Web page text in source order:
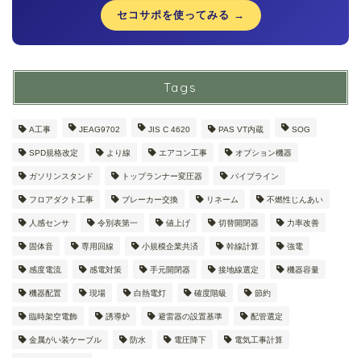
セコサポを使ってみる →
Tags
A工事 JEAG9702 JIS C 4620 PAS VT内蔵 SOG
SPD規格改定 より線 エアコン工事 オプション機器
ガソリンスタンド トップランナー変圧器 パイプライン
フロアダクト工事 ブレーカー交換 リネーム 不燃性じんあい
人感センサ 令別表第一 値上げ 切替開閉器 力率改善
固体音 専用回線 小規模企業共済 幹線計算 強電
感度電流 感電対策 手元開閉器 接地線選定 機器容量
機器配置 現場 白熱電灯 確度階級 節約
臨時架空電飾 誘導炉 避雷器の設置基準 配管選定
金属がい装ケーブル 防水 電圧降下 電気工事計算